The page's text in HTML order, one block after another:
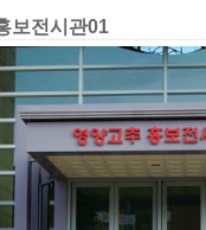
보전시관01